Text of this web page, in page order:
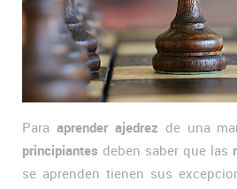
Para aprender ajedrez de una
principiantes deben saber que las
se aprenden tienen sus